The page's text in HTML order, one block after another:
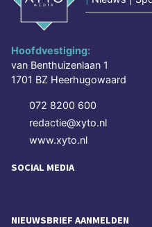
Hoofdvestiging:
van Benthuizenlaan 1
1701 BZ Heerhugowaard
072 8200 600
redactie@xyto.nl
www.xyto.nl
SOCIAL MEDIA
NIEUWSBRIEF AANMELDEN